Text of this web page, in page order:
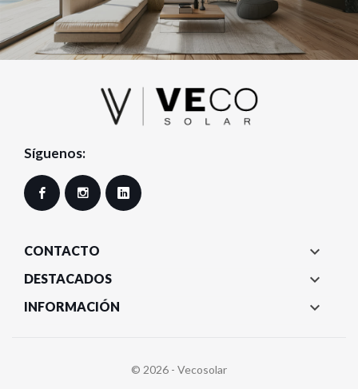
Síguenos:
Facebook Instagram
CONTACTO 
DESTACADOS 
INFORMACIÓN 
© 2026 - Vecosolar